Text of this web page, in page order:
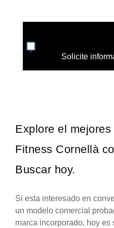
Solicite
Explore el
Fitness Cornellà
Buscar hoy.
Si esta interesado en
un modelo comercial
marca incorporado, hoy